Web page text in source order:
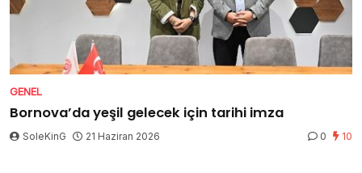
GENEL
Bornova’da yeşil gelecek için tarihi imza
SoleKinG 21 Haziran 2026 0 10